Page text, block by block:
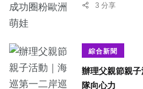
3 分享
綜合新聞
辦理父親節親
隊向心力